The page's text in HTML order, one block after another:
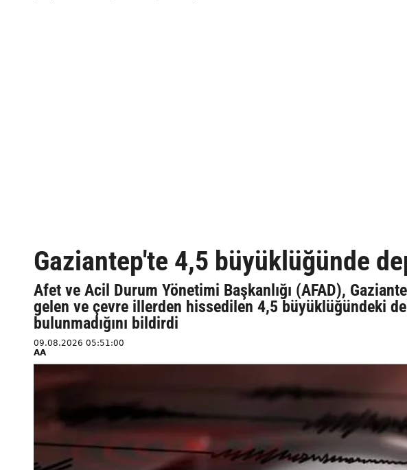
Gaziantep'te 4,5 büyüklüğünde
Afet ve Acil Durum Yönetimi Başkanlığı (AFAD),
gelen ve çevre illerden hissedilen 4,5 büyüklüğündeki
bulunmadığını bildirdi
09.08.2026 05:51:00
AA